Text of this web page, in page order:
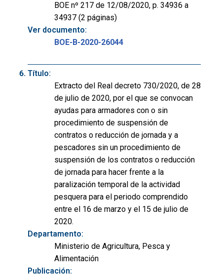
BOE nº 217 de 12/08/2020, p. 34936 a
34937 (2 páginas)
Ver documento:
BOE-B-2020-26044
Título:
Extracto del Real decreto 730/2020, de 28
de julio de 2020, por el que se convocan
ayudas para armadores con o sin
procedimiento de suspensión de
contratos o reducción de jornada y a
pescadores sin un procedimiento de
suspensión de los contratos o reducción
de jornada para hacer frente a la
paralización temporal de la actividad
pesquera para el periodo comprendido
entre el 16 de marzo y el 15 de julio de
2020.
Departamento:
Ministerio de Agricultura, Pesca y
Alimentación
Publicación: